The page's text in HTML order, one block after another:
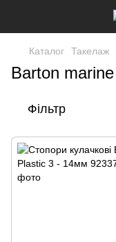
Каталог Такелаж
Barton marine
Фільтр